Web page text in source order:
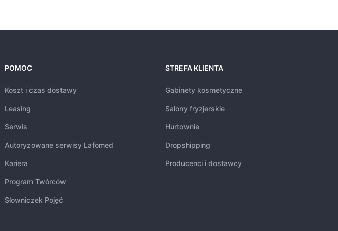
POMOC
Koszt i czas dostawy
Leasing
Serwis
Autoryzowane serwisy Lafomed
Kariera
Program Twórców
Słowniczek Pojęć
STREFA KLIENTA
Gabinety kosmetyczne
Salony fryzjerskie
Hurtownie
Dropshipping
Producenci i dostawcy